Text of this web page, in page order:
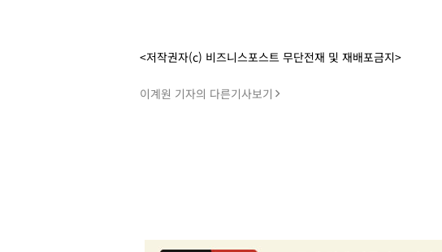
<저작권자(c) 비즈니스포스트 무단전재 및 재배포금지>
이계원 기자의 다른기사보기